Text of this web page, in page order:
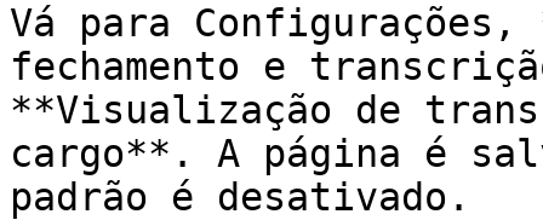
Vá para Configurações,
fechamento e
**Visualização de
cargo**. A página é
padrão é desativado.